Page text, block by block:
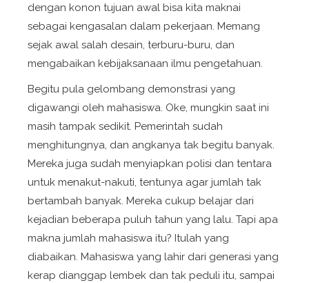
dengan konon tujuan awal bisa kita maknai
sebagai kengasalan dalam pekerjaan. Memang
sejak awal salah desain, terburu-buru, dan
mengabaikan kebijaksanaan ilmu pengetahuan.
Begitu pula gelombang demonstrasi yang
digawangi oleh mahasiswa. Oke, mungkin saat ini
masih tampak sedikit. Pemerintah sudah
menghitungnya, dan angkanya tak begitu banyak.
Mereka juga sudah menyiapkan polisi dan tentara
untuk menakut-nakuti, tentunya agar jumlah tak
bertambah banyak. Mereka cukup belajar dari
kejadian beberapa puluh tahun yang lalu. Tapi apa
makna jumlah mahasiswa itu? Itulah yang
diabaikan. Mahasiswa yang lahir dari generasi yang
kerap dianggap lembek dan tak peduli itu, sampai